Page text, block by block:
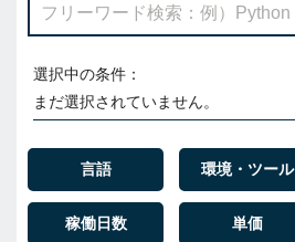
選択中の条件：
まだ選択されていません。
言語 環境・ツール
稼働日数 単価